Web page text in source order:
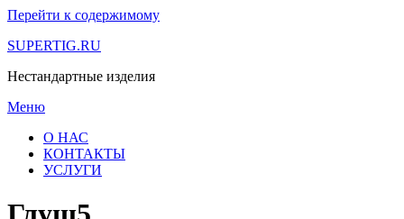
Перейти к содержимому
SUPERTIG.RU
Нестандартные изделия
Меню
О НАС
КОНТАКТЫ
УСЛУГИ